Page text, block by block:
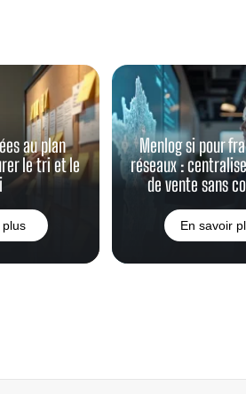
au plan
le tri et le
plus
Menlog si pour
réseaux :
de vente sans
En savoir